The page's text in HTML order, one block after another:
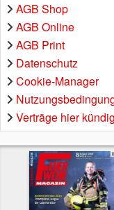
AGB Shop
AGB Online
AGB Print
Datenschutz
Cookie-Manager
Verträge hier